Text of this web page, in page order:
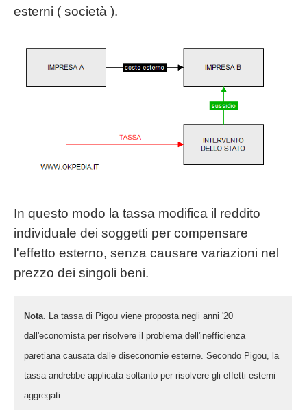
esterni ( società ).
In questo modo la tassa modifica il reddito
individuale dei soggetti per compensare
l'effetto esterno, senza causare variazioni nel
prezzo dei singoli beni.
Nota . La tassa di Pigou viene proposta negli anni '20
dall'economista per risolvere il problema dell'inefficienza
paretiana causata dalle diseconomie esterne. Secondo Pigou, la
tassa andrebbe applicata soltanto per risolvere gli effetti esterni
aggregati.